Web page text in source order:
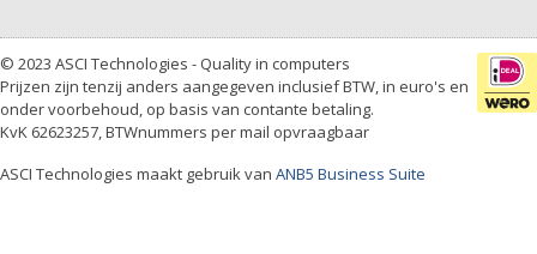
© 2023 ASCI Technologies - Quality in computers
Prijzen zijn tenzij anders aangegeven inclusief BTW, in euro's en
onder voorbehoud, op basis van contante betaling.
KvK 62623257, BTWnummers per mail opvraagbaar
ASCI Technologies maakt gebruik van ANB5 Business Suite